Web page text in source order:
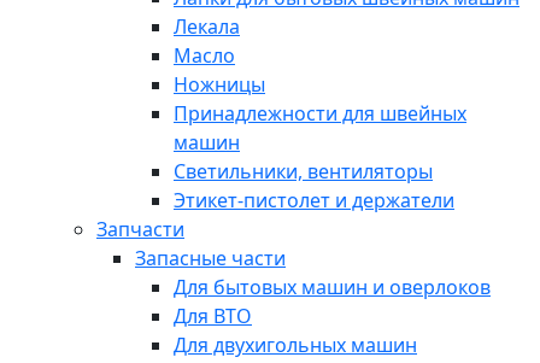
Лекала
Масло
Ножницы
Принадлежности для швейных
машин
Светильники, вентиляторы
Этикет-пистолет и держатели
Запчасти
Запасные части
Для бытовых машин и оверлоков
Для ВТО
Для двухигольных машин